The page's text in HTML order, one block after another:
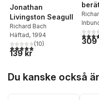
Jonathan
Livingston Seagull
Richard Bach
Häftad, 1994
4,9utav 5 stjärnor. Totalt antal
(10)
139 kr
4,4
309
Du kanske också